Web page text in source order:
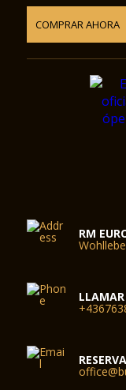
COMPRAR AHORA
RM